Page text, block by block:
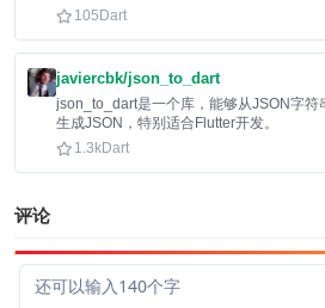
105 Dart
javiercbk/json_to_dart
json_to_dart是一个库，能够从JSON字符
生成JSON，特别适合Flutter开发。
1.3kDart
评论